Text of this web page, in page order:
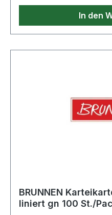
In den
BRUNNEN
liniert gn 100 St./